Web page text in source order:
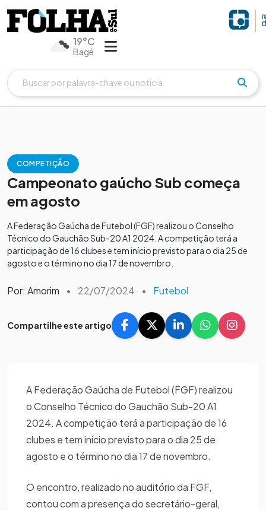
19°C
Bagé
COMPETIÇÃO
Campeonato gaúcho Sub começa
em agosto
A Federação Gaúcha de Futebol (FGF) realizou o Conselho
Técnico do Gauchão Sub-20 A1 2024. A competição terá a
participação de 16 clubes e tem início previsto para o dia 25 de
agosto e o término no dia 17 de novembro.
Por: Amorim • 22/07/2024 • Futebol
Compartilhe este artigo
A Federação Gaúcha de Futebol (FGF) realizou
o Conselho Técnico do Gauchão Sub-20 A1
2024. A competição terá a participação de 16
clubes e tem início previsto para o dia 25 de
agosto e o término no dia 17 de novembro.
O encontro, realizado no auditório da FGF,
contou com a presença do secretário-geral,